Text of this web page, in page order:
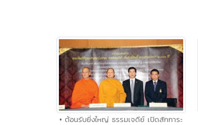
• ต้อนรับยิ่งใหญ่ ธรรมเจดีย์ เปิดสักการะ